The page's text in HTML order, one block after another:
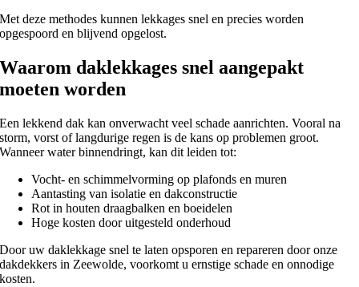
Met deze methodes kunnen lekkages snel en precies worden
opgespoord en blijvend opgelost.
Waarom daklekkages snel aangepakt
moeten worden
Een lekkend dak kan onverwacht veel schade aanrichten. Vooral na
storm, vorst of langdurige regen is de kans op problemen groot.
Wanneer water binnendringt, kan dit leiden tot:
Vocht- en schimmelvorming op plafonds en muren
Aantasting van isolatie en dakconstructie
Rot in houten draagbalken en boeidelen
Hoge kosten door uitgesteld onderhoud
Door uw daklekkage snel te laten opsporen en repareren door onze
dakdekkers in Zeewolde, voorkomt u ernstige schade en onnodige
kosten.